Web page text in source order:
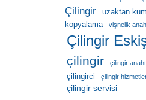
Çilingir
uzaktan
kopyalama
vişnelik
Çilingir
çilingir çilingir
çilingirci çilingir
çilingir servisi